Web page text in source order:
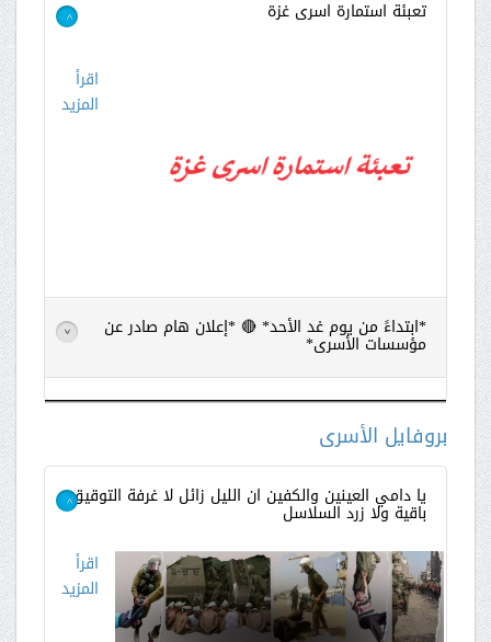
تعبئة استمارة اسرى غزة >
اقرأ
المزيد
*ابتداءً من يوم غد الأحد* 🔴 *إعلان هام صادر عن
مؤسسات الأسرى* >
اقرأ
بروفايل الأسرى
يا دامي العينين والكفين ان الليل زائل لا غرفة التوقيق
باقية ولا زرد السلاسل >
اقرأ
المزيد